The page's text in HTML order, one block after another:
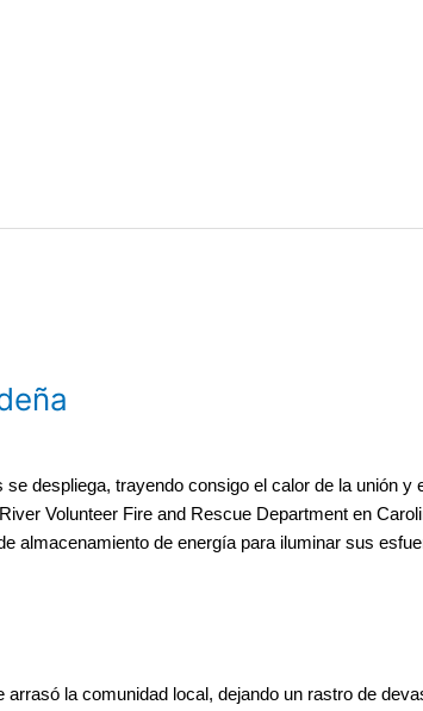
despliega, trayendo consigo el calor de la unión
Volunteer Fire and Rescue Department en
almacenamiento de energía para iluminar sus
la comunidad local, dejando un rastro de